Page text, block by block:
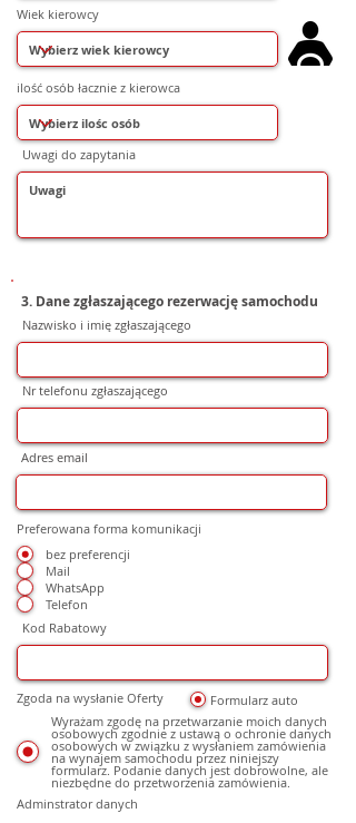
Wiek kierowcy
ilość osób łacznie z kierowca
Uwagi do zapytania
3. Dane zgłaszającego rezerwację samochodu
Nazwisko i imię zgłaszającego
Nr telefonu zgłaszającego
Adres email
Preferowana forma komunikacji
bez preferencji
Mail
WhatsApp
Telefon
Kod Rabatowy
Formularz auto
Zgoda na wysłanie Oferty
Wyrażam zgodę na przetwarzanie moich danych
osobowych zgodnie z ustawą o ochronie danych
osobowych w związku z wysłaniem zamówienia
na wynajem samochodu przez niniejszy
formularz. Podanie danych jest dobrowolne, ale
niezbędne do przetworzenia zamówienia.
Adminstrator danych